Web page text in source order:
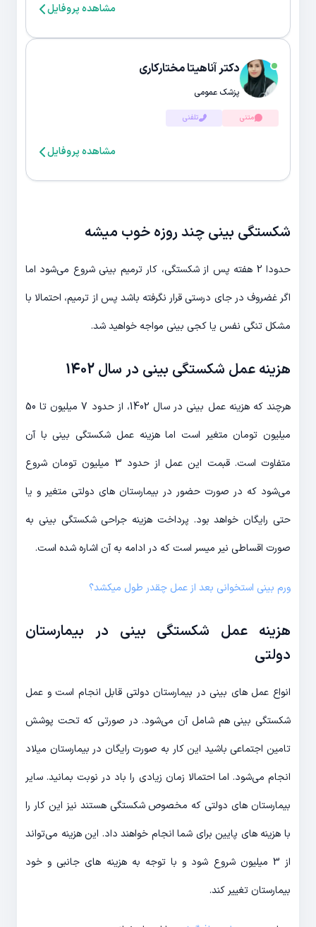
مشاهده پروفایل
دکتر آناهیتا مختارکاری
پزشک عمومی
متنی تلفنی
مشاهده پروفایل
شکستگی بینی چند روزه خوب میشه
حدودا 2 هفته پس از شکستگی، کار ترمیم بینی شروع می‌شود اما
اگر غضروف در جای درستی قرار نگرفته باشد پس از ترمیم، احتمالا با
مشکل تنگی نفس یا کجی بینی مواجه خواهید شد.
هزینه عمل شکستگی بینی در سال 1402
هرچند که هزینه عمل بینی در سال
1402، از حدود 7 میلیون تا 50
میلیون تومان متغیر است اما هزینه عمل شکستگی بینی با آن
متفاوت است. قبمت این عمل از حدود 3 میلیون تومان شروع
می‌شود که در صورت حضور در بیمارستان های دولتی متغیر و یا
حتی رایگان خواهد بود. پرداخت هزینه جراحی شکستگی بینی به
صورت اقساطی نیر میسر است که در ادامه به آن اشاره شده است.
ورم بینی استخوانی بعد از عمل چقدر طول میکشد؟
هزینه عمل شکستگی بینی در بیمارستان
دولتی
انواع عمل های بینی در بیمارستان دولتی قابل انجام است و عمل
شکستگی بینی هم شامل آن می‌شود. در صورتی که تحت پوشش
تامین اجتماعی باشید این کار به صورت رایگان در بیمارستان میلاد
انجام می‌شود. اما احتمالا زمان زیادی را باد در نوبت بمانید. سایر
بیمارستان های دولتی که مخصوص شکستگی هستند نیز این کار را
با هزینه های پایین برای شما انجام خواهند داد. این هزینه می‌تواند
از 3 میلیون شروع شود و با توجه به هزینه های جانبی و خود
بیمارستان تغییر کند.